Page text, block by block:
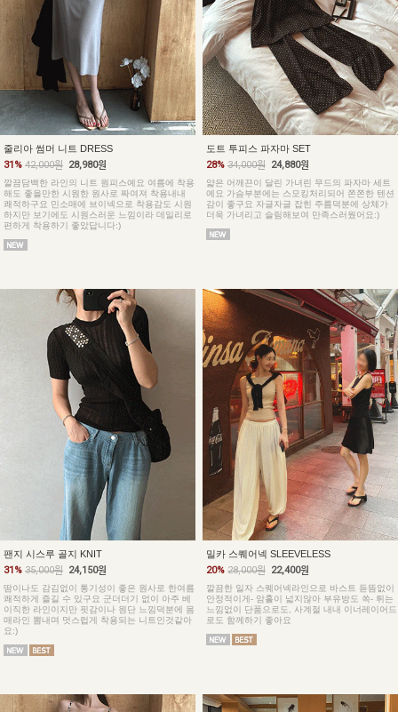
줄리아 썸머 니트 DRESS
31% 42,000원 28,980원
깔끔담백한 라인의 니트 원피스예요 여름에 착용
해도 좋을만한 시원한 원사로 짜여져 착용내내
쾌적하구요 민소매에 브이넥으로 착용감도 시원
하지만 보기에도 시원스러운 느낌이라 데일리로
편하게 착용하기 좋았답니다:)
도트 투피스 파자마 SET
28% 34,000원 24,880원
얇은 어깨끈이 달린 가녀린 무드의 파자마 세트
예요 가슴부분에는 스모킹처리되어 쫀쫀한 텐션
감이 좋구요 자글자글 잡힌 주름덕분에 상체가
더욱 가녀리고 슬림해보여 만족스러웠어요:)
팬지 시스루 골지 KNIT
31% 35,000원 24,150원
땀이나도 감김없이 통기성이 좋은 원사로 한여름
쾌적하게 즐길 수 있구요 군더더기 없이 아주 베
이직한 라인이지만 핏감이나 원단 느낌덕분에 몸
매라인 뽐내며 멋스럽게 착용되는 니트인것같아
요:)
밀카 스퀘어넥 SLEEVELESS
20% 28,000원 22,400원
깔끔한 일자 스퀘어넥라인으로 바스트 듣뜸없이
안정적이게- 암홀이 넓지않아 부유방도 쏙- 튀는
느낌없이 단품으로도, 사계절 내내 이너레이어드
로도 함께하기 좋아요